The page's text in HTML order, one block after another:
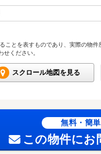
とを表すものであり、実際の物件
ください。
スクロール地図を見る
無料・簡単
この物件にお